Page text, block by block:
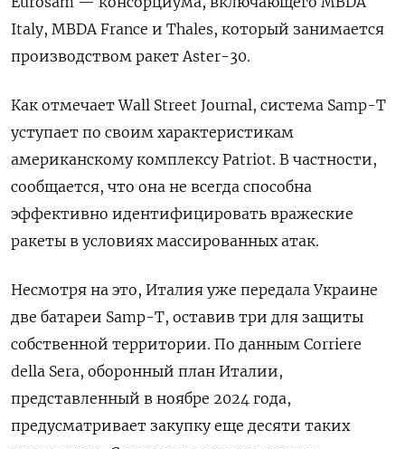
Italy, MBDA France и Thales, который занимается
производством ракет Aster-30.
Как отмечает Wall Street Journal, система Samp-T
уступает по своим характеристикам
американскому комплексу Patriot. В частности,
сообщается, что она не всегда способна
эффективно идентифицировать вражеские
ракеты в условиях массированных атак.
Несмотря на это, Италия уже передала Украине
две батареи Samp-T, оставив три для защиты
собственной территории. По данным Corriere
della Sera, оборонный план Италии,
представленный в ноябре 2024 года,
предусматривает закупку еще десяти таких